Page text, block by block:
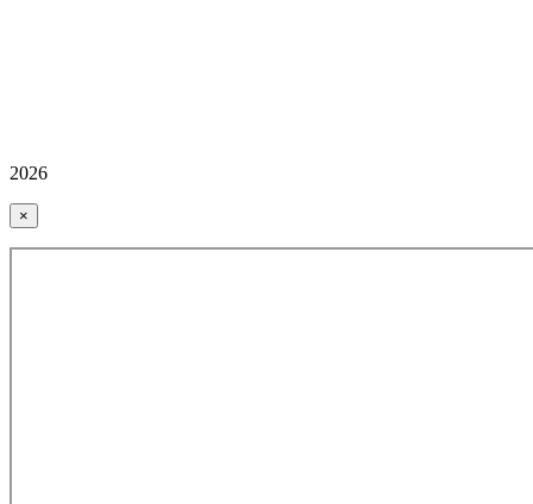
2026
×